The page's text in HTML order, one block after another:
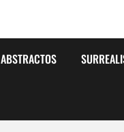
ABSTRACTOS